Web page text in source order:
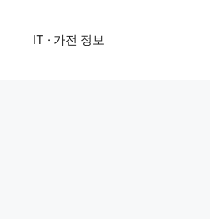
IT · 가전 정보